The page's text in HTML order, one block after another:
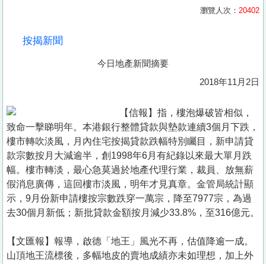
置
業
手
冊
關
於
們
瀏覽人次： 20402
按揭新聞
今日地產新聞摘要
2018年11月2日
【信報】指，樓泡爆破皆相似，
致命一擊睇明年。本港銀行整體貸款與墊款連續3個月下跌，
樓市轉吹淡風，月內住宅按揭貸款跌幅特別矚目，新申請貸
款宗數按月大減逾半，創1998年6月有紀錄以來最大單月跌
幅。樓市轉淡，最心急莫過於地產代理行業，裁員、放無薪
假消息廣傳，這回樓市淡風，明年才見真章。金管局統計顯
示，9月份新申請樓按宗數跌穿一萬宗，降至7977宗，為過
去30個月新低；新批貸款金額按月減少33.8%，至316億元。
【文匯報】報導，啟德「地王」風光不再，估值降逾一成。
山頂地王流標後，多幅地皮的賣地成績亦未如理想，加上外